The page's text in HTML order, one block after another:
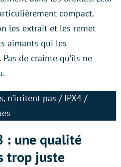
compact.
les extrait et les remet
aimants qui les
de crainte qu’ils ne
n’irritent pas / IPX4 /
: une qualité
trop juste